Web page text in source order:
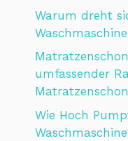
Warum dreht
umfassender
Wie Hoch